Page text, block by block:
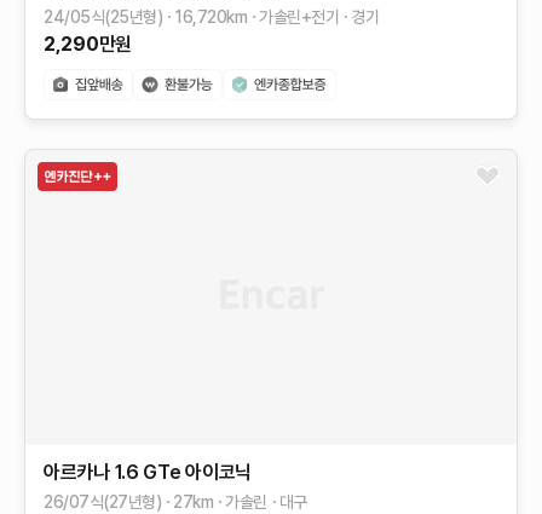
24/05식(25년형) 16,720km 가솔린+전기 경기
2,290만원
아르카나 1.6 GTe 아이코닉
26/07식(27년형) 27km 가솔린 대구